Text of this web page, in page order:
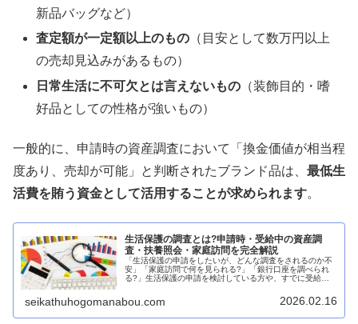
新品バッグなど）
査定額が一定額以上のもの （目安として数万円以上
の売却見込みがあるもの）
日常生活に不可欠とは言えないもの （装飾目的・嗜
好品としての性格が強いもの）
一般的に、申請時の資産調査において「換金価値が相当程
度あり、売却が可能」と判断されたブランド品は、 最低生
活費を賄う資金として活用することが求められます。
生活保護の調査とは?申請時・受給中の資産調
査・扶養照会・家庭訪問を完全解説
「生活保護の申請をしたいが、どんな調査をされるのか不
安」「家庭訪問で何を見られる?」「銀行口座を調べられ
る?」生活保護の申請を検討している方や、すでに受給し
seikathuhogomanabou.com 2026.02.16